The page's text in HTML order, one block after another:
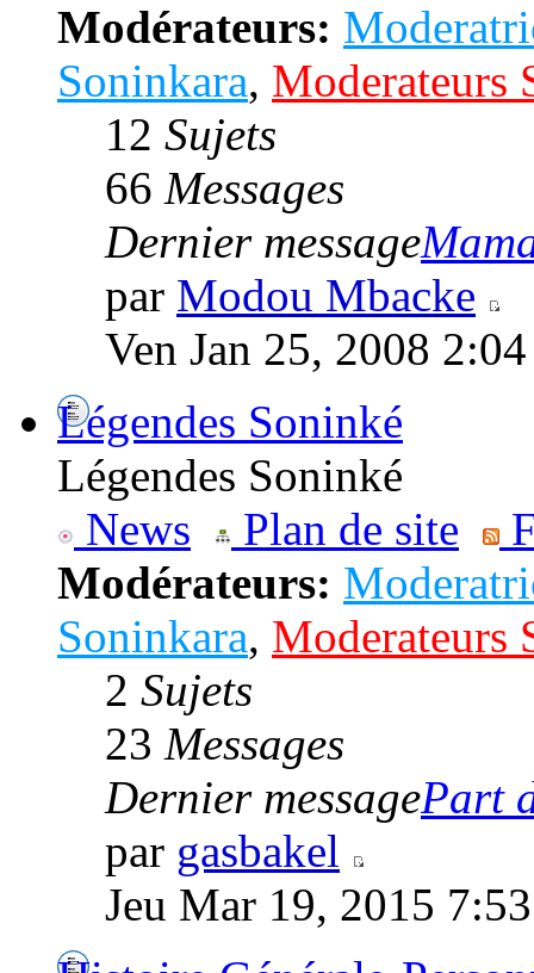
Modérateurs:
Soninkara, Moderateurs
12 Sujets
66 Messages
Dernier message
par Modou Mbacke
Ven Jan 25, 2008
Légendes Soninké
Légendes Soninké
News
Plan de site
Modérateurs:
Soninkara, Moderateurs
2 Sujets
23 Messages
Dernier messagePart
par gasbakel
Jeu Mar 19, 2015